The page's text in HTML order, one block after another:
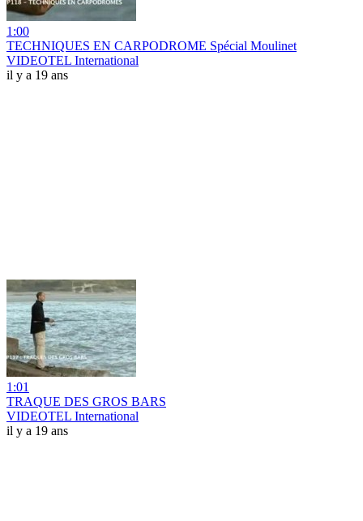
1:00
TECHNIQUES EN CARPODROME Spécial Moulinet
VIDEOTEL International
il y a 19 ans
1:01
TRAQUE DES GROS BARS
VIDEOTEL International
il y a 19 ans